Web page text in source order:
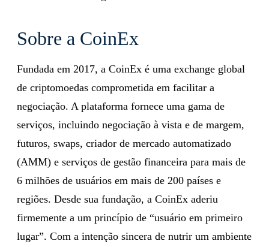
Sobre a CoinEx
Fundada em 2017, a CoinEx é uma exchange global
de criptomoedas comprometida em facilitar a
negociação. A plataforma fornece uma gama de
serviços, incluindo negociação à vista e de margem,
futuros, swaps, criador de mercado automatizado
(AMM) e serviços de gestão financeira para mais de
6 milhões de usuários em mais de 200 países e
regiões. Desde sua fundação, a CoinEx aderiu
firmemente a um princípio de “usuário em primeiro
lugar”. Com a intenção sincera de nutrir um ambiente